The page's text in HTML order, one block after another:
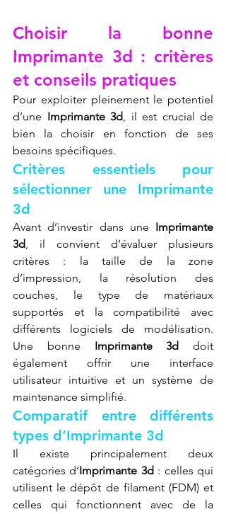
Choisir la bonne
Imprimante 3d : critères
et conseils pratiques
Pour exploiter pleinement le potentiel
d’une Imprimante 3d, il est crucial de
bien la choisir en fonction de ses
besoins spécifiques.
Critères essentiels pour
sélectionner une Imprimante
3d
Avant d’investir dans une Imprimante
3d, il convient d’évaluer plusieurs
critères : la taille de la zone
d’impression, la résolution des
couches, le type de matériaux
supportés et la compatibilité avec
différents logiciels de modélisation.
Une bonne Imprimante 3d doit
également offrir une interface
utilisateur intuitive et un système de
maintenance simplifié.
Comparatif entre différents
types d’Imprimante 3d
Il existe principalement deux
catégories d’Imprimante 3d : celles qui
utilisent le dépôt de filament (FDM) et
celles qui fonctionnent avec de la